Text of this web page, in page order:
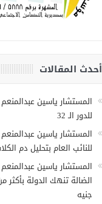
أحدث المقالات
المستشار ياسين
للدور الـ 32
المستشار ياسين
للنائب العام بتحليل دم
المستشار ياسين
الضالة تنهك الدولة بأكثر
جنيه